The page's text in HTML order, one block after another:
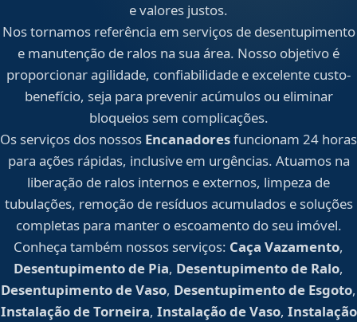
e valores justos.
Nos tornamos referência em serviços de desentupimento
e manutenção de ralos na sua área. Nosso objetivo é
proporcionar agilidade, confiabilidade e excelente custo-
benefício, seja para prevenir acúmulos ou eliminar
bloqueios sem complicações.
Os serviços dos nossos Encanadoresfuncionam 24 horas
para ações rápidas, inclusive em urgências. Atuamos na
liberação de ralos internos e externos, limpeza de
tubulações, remoção de resíduos acumulados e soluções
completas para manter o escoamento do seu imóvel.
Conheça também nossos serviços: Caça Vazamento,
Desentupimento de Pia, Desentupimento de Ralo,
Desentupimento de Vaso, Desentupimento de Esgoto,
Instalação de Torneira, Instalação de Vaso, Instalação